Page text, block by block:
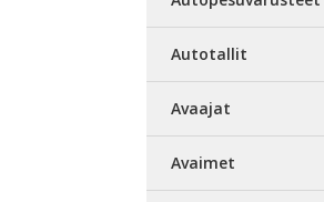
Autotallit
Avaajat
Avaimet